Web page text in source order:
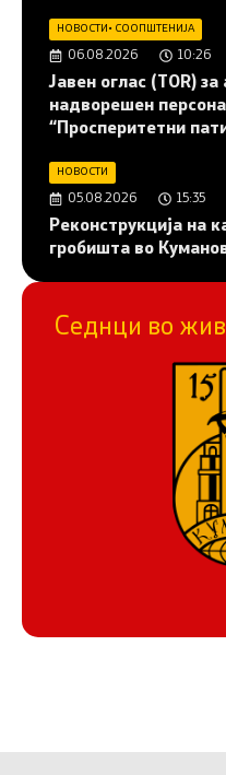
НОВОСТИ• СООПШТЕНИЈА
06.08.2026 10:26
Јавен оглас (ТОR)
надворешен
“Просперитетни
НОВОСТИ
05.08.2026 15:35
Реконструкција на
гробишта во
Седнци во